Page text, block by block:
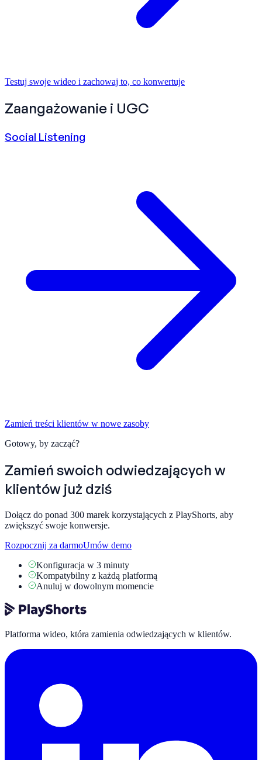
Testuj swoje wideo i zachowaj to, co konwertuje
Zaangażowanie i UGC
Social Listening
Zamień treści klientów w nowe zasoby
Gotowy, by zacząć?
Zamień swoich odwiedzających w
klientów już dziś
Dołącz do ponad 300 marek korzystających z PlayShorts, aby
zwiększyć swoje konwersje.
Rozpocznij za darmoUmów demo
Konfiguracja w 3 minuty
Kompatybilny z każdą platformą
Anuluj w dowolnym momencie
Platforma wideo, która zamienia odwiedzających w klientów.